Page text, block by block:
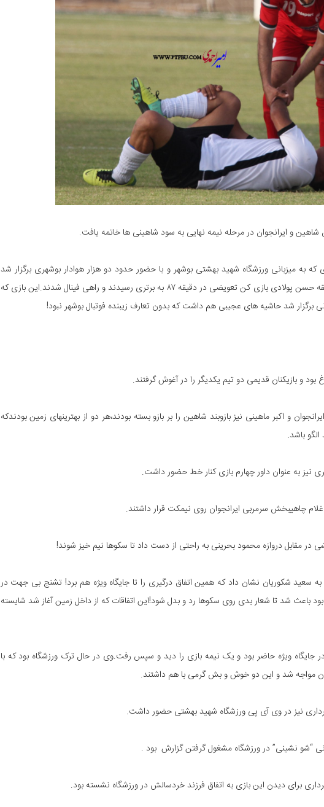
و ایرانجوان در مرحله نیمه نهایی به سود شاهینی ها خاتمه یافت.
که به میزبانی ورزشگاه شهید بهشتی بوشهر و با حضور حدود دو هزار هوادار بوشهری برگزار شد
شاگردان رحیم عیساوندی با گل دقیقه حسن پولادی بازی کن تعویضی در دقیقه ۸۷ به برتری رسیدند و راهی فینال شدند.این بازی که
برگزار شد حاشیه های عجیبی هم داشت که بدون تعارف زیبنده فوتبال بوشهر نبود!
بود و بازیکنان قدیمی دو تیم یکدیگر را در آغوش گرفتند.
و اکبر ماهینی نیز بازوبند شاهین را بر بازو بسته بودند،هر دو از بهترینهای زمین بودندکه
باشد.
نیز به عنوان داور چهارم بازی کنار خط حضور داشت.
چاهیبخش سرمربی ایرانجوان روی نیمکت قرار داشتند.
در مقابل دروازه محمود بحرینی به راحتی از دست داد تا سکوها نیم خیز شوند!
به سعید شکوریان نشان داد که همین اتفاق درگیری را تا جایگاه ویژه هم برد! تشنج بی جهت در
باعث شد تا شعار بدی روی سکوها رد و بدل شود!این اتفاقات که از داخل زمین آغاز شد شایسته
جایگاه ویژه حاضر بود و یک نیمه بازی را دید و سپس رفت.وی در حال ترک ورزشگاه بود که با
مواجه شد و این دو خوش و بش گرمی با هم داشتند.
نیز در وی آی پی ورزشگاه شهید بهشتی حضور داشت.
“شو نشینی” در ورزشگاه مشغول گرفتن گزارش بود .
برای دیدن این بازی به اتفاق فرزند خردسالش در ورزشگاه نشسته بود.